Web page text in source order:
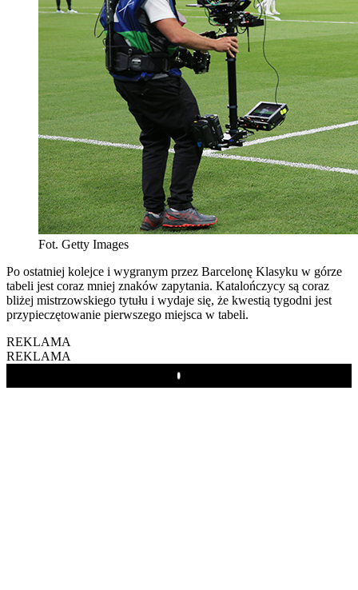
Fot. Getty Images
Po ostatniej kolejce i wygranym przez Barcelonę Klasyku w górze
tabeli jest coraz mniej znaków zapytania. Katalończycy są coraz
bliżej mistrzowskiego tytułu i wydaje się, że kwestią tygodni jest
przypieczętowanie pierwszego miejsca w tabeli.
REKLAMA
REKLAMA
Play